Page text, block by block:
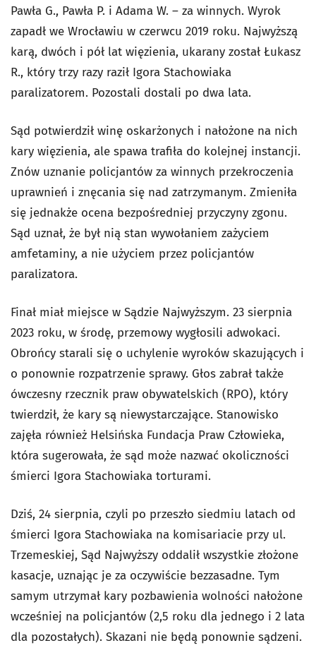
Pawła G., Pawła P. i Adama W. – za winnych. Wyrok
zapadł we Wrocławiu w czerwcu 2019 roku. Najwyższą
karą, dwóch i pół lat więzienia, ukarany został Łukasz
R., który trzy razy raził Igora Stachowiaka
paralizatorem. Pozostali dostali po dwa lata.
Sąd potwierdził winę oskarżonych i nałożone na nich
kary więzienia, ale spawa trafiła do kolejnej instancji.
Znów uznanie policjantów za winnych przekroczenia
uprawnień i znęcania się nad zatrzymanym. Zmieniła
się jednakże ocena bezpośredniej przyczyny zgonu.
Sąd uznał, że był nią stan wywołaniem zażyciem
amfetaminy, a nie użyciem przez policjantów
paralizatora.
Finał miał miejsce w Sądzie Najwyższym. 23 sierpnia
2023 roku, w środę, przemowy wygłosili adwokaci.
Obrońcy starali się o uchylenie wyroków skazujących i
o ponownie rozpatrzenie sprawy. Głos zabrał także
ówczesny rzecznik praw obywatelskich (RPO), który
twierdził, że kary są niewystarczające. Stanowisko
zajęła również Helsińska Fundacja Praw Człowieka,
która sugerowała, że sąd może nazwać okoliczności
śmierci Igora Stachowiaka torturami.
Dziś, 24 sierpnia, czyli po przeszło siedmiu latach od
śmierci Igora Stachowiaka na komisariacie przy ul.
Trzemeskiej, Sąd Najwyższy oddalił wszystkie złożone
kasacje, uznając je za oczywiście bezzasadne. Tym
samym utrzymał kary pozbawienia wolności nałożone
wcześniej na policjantów (2,5 roku dla jednego i 2 lata
dla pozostałych). Skazani nie będą ponownie sądzeni.